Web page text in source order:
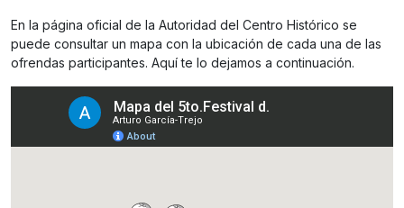
En la página oficial de la Autoridad del Centro Histórico se
puede consultar un mapa con la ubicación de cada una de las
ofrendas participantes. Aquí te lo dejamos a continuación.